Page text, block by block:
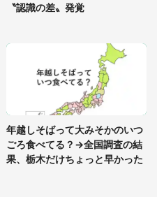
〝認識の差〟発覚
年越しそばって大みそかのいつ
ごろ食べてる？→全国調査の結
果、栃木だけちょっと早かった